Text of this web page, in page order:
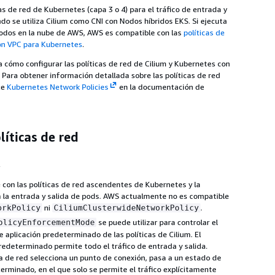
de red de Kubernetes (capa 3 o 4) para el tráfico de entrada y
se utiliza Cilium como CNI con Nodos híbridos EKS. Si ejecuta
en la nube de AWS, AWS es compatible con las políticas de
VPC para Kubernetes.
cómo configurar las políticas de red de Cilium y Kubernetes con
Para obtener información detallada sobre las políticas de red
Kubernetes Network Policies
en la documentación de
de red
con las políticas de red ascendentes de Kubernetes y la
la entrada y salida de pods. AWS actualmente no es compatible
ni CiliumClusterwideNetworkPolicy .
se puede utilizar para controlar el
aplicación predeterminado de las políticas de Cilium. El
permite todo el tráfico de entrada y salida.
de red selecciona un punto de conexión, pasa a un estado de
en el que solo se permite el tráfico explícitamente